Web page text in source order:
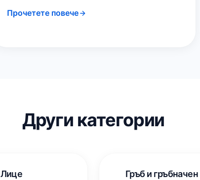
цялото тяло.…
Прочетете повече
Други категории
Лице Гръб и